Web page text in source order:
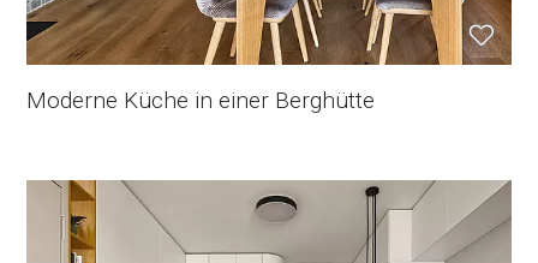
Moderne Küche in einer Berghütte